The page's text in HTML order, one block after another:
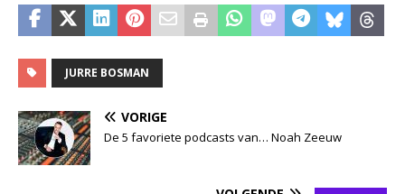
JURRE BOSMAN
VORIGE
De 5 favoriete podcasts van… Noah Zeeuw